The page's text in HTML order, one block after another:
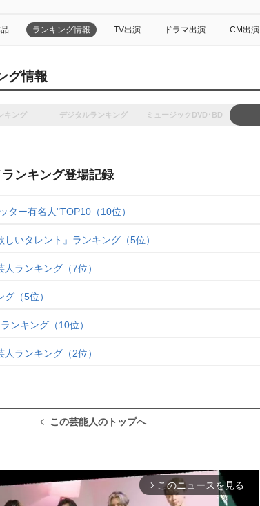
ランキング情報 TV出演 ドラマ出演 CM出演
グ情報
キング デジタルランキング ミュージックDVD･BD
ンキング登場記録
ター有名人"TOP10（10位）
しいタレント』ランキング（5位）
ランキング（7位）
（5位）
ンキング（10位）
ランキング（2位）
この芸能人のトップへ
arrow_forward_ios このニュースを見る